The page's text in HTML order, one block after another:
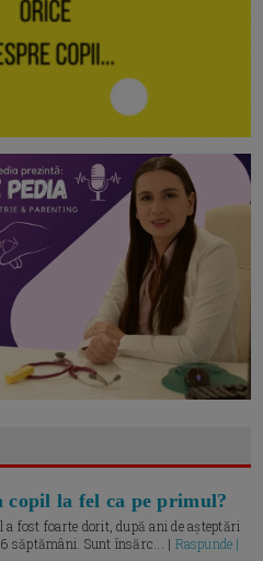
copil la fel ca pe primul?
fost foarte dorit, după ani de așteptări
săptămâni. Sunt însărc... | Raspunde |